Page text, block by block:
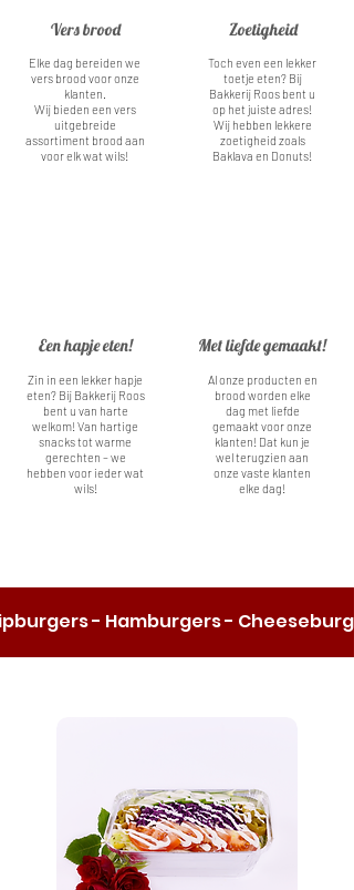
Vers brood
Elke dag bereiden we
vers brood voor onze
klanten.
Wij bieden een vers
uitgebreide
assortiment brood aan
voor elk wat wils!
Zoetigheid
Toch even een lekker
toetje eten? Bij
Bakkerij Roos bent u
op het juiste adres!
Wij hebben lekkere
zoetigheid zoals
Baklava en Donuts!
Een hapje eten!
Zin in een lekker hapje
eten? Bij Bakkerij Roos
bent u van harte
welkom! Van hartige
snacks tot warme
gerechten – we
hebben voor ieder wat
wils!
Met liefde gemaakt!
Al onze producten en
brood worden elke
dag met liefde
gemaakt voor onze
klanten! Dat kun je
wel terugzien aan
onze vaste klanten
elke dag!
- Hamburgers -